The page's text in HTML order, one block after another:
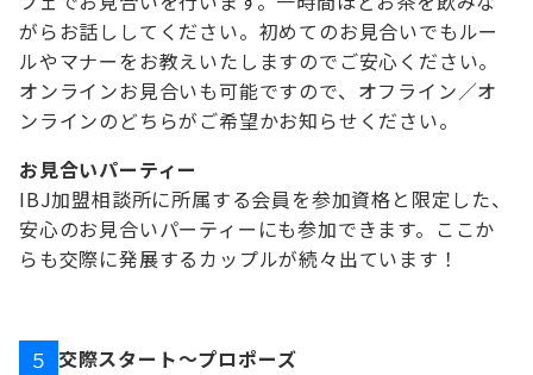
がらお話ししてください。初めてのお見合いでもルー
ルやマナーをお教えいたしますのでご安心ください。
オンラインお見合いも可能ですので、オフライン／オ
ンラインのどちらがご希望かお知らせください。
お見合いパーティー
IBJ加盟相談所に所属する会員を参加資格と限定した、
安心のお見合いパーティーにも参加できます。ここか
らも交際に発展するカップルが続々出ています！
５ 交際スタート～プロポーズ